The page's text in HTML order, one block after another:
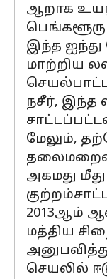
ஆறாக
இந்த ஐந்து
மாற்றிய
நசீர், இந்த
மேலும்,
அகமது
2013ஆம்
மத்திய
செயலில்